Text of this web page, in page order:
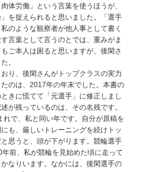
体労働」という言葉を使うほうが、
を捉えられると思いました。「選手
のような観察者が他人事として書く
言葉として言うのとでは、重みがま
ご本人は困ると思いますが、後閑さ
。
り、後閑さんがトップクラスの実力
のは、2017年の年末でした。本書の
きに慌てて「元選手」に修正しまし
が残っているのは、その名残です。
で、私と同い年です。自分が原稿を
も、厳しいトレーニングを続けトッ
思うと、頭が下がります。競輪選手
前、私が競輪を見始めた頃に走って
なりいます。なかには、後閑選手の